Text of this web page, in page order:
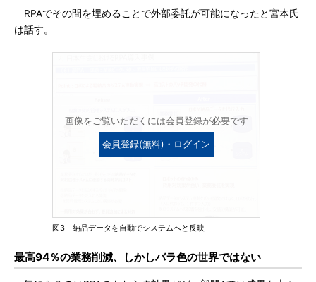
RPAでその間を埋めることで外部委託が可能になったと宮本氏
は話す。
画像をご覧いただくには会員登録が必要です
会員登録(無料)・ログイン
図3 納品データを自動でシステムへと反映
最高94％の業務削減、しかしバラ色の世界ではない